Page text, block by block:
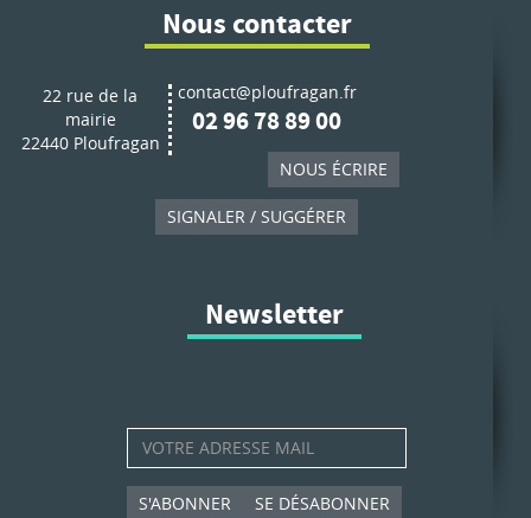
Nous contacter
22 rue de la
mairie
22440 Ploufragan
contact@ploufragan.fr
02 96 78 89 00
NOUS ÉCRIRE
SIGNALER / SUGGÉRER
Newsletter
S'ABONNER SE DÉSABONNER